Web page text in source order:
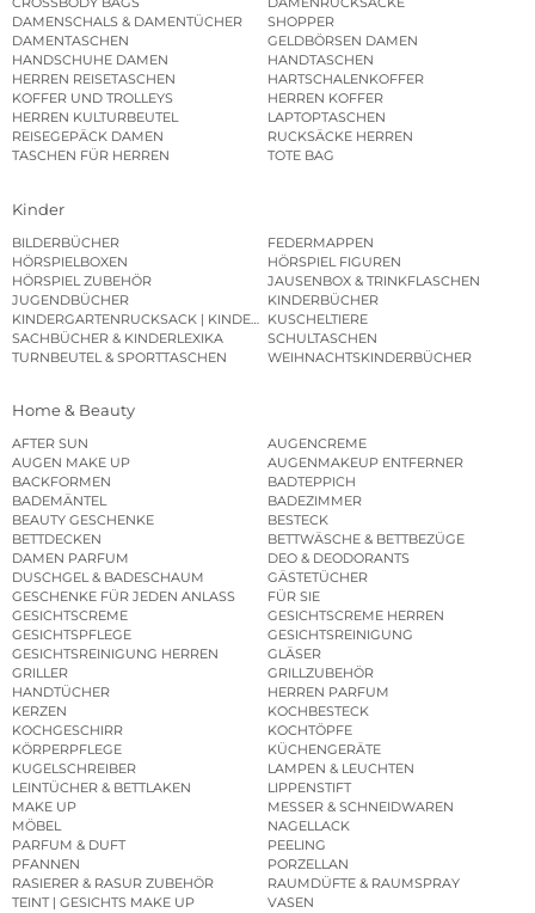
DAMENSCHALS & DAMENTÜCHER
SHOPPER
DAMENTASCHEN
GELDBÖRSEN DAMEN
HANDSCHUHE DAMEN
HANDTASCHEN
HERREN REISETASCHEN
HARTSCHALENKOFFER
KOFFER UND TROLLEYS
HERREN KOFFER
HERREN KULTURBEUTEL
LAPTOPTASCHEN
REISEGEPÄCK DAMEN
RUCKSÄCKE HERREN
TASCHEN FÜR HERREN
TOTE BAG
Kinder
BILDERBÜCHER
FEDERMAPPEN
HÖRSPIELBOXEN
HÖRSPIEL FIGUREN
HÖRSPIEL ZUBEHÖR
JAUSENBOX & TRINKFLASCHEN
JUGENDBÜCHER
KINDERBÜCHER
KINDERGARTENRUCKSACK | KINDERGARTENBEUTEL
KUSCHELTIERE
SACHBÜCHER & KINDERLEXIKA
SCHULTASCHEN
TURNBEUTEL & SPORTTASCHEN
WEIHNACHTSKINDERBÜCHER
Home & Beauty
AFTER SUN
AUGENCREME
AUGEN MAKE UP
AUGENMAKEUP ENTFERNER
BACKFORMEN
BADTEPPICH
BADEMÄNTEL
BADEZIMMER
BEAUTY GESCHENKE
BESTECK
BETTDECKEN
BETTWÄSCHE & BETTBEZÜGE
DAMEN PARFUM
DEO & DEODORANTS
DUSCHGEL & BADESCHAUM
GÄSTETÜCHER
GESCHENKE FÜR JEDEN ANLASS
FÜR SIE
GESICHTSCREME
GESICHTSCREME HERREN
GESICHTSPFLEGE
GESICHTSREINIGUNG
GESICHTSREINIGUNG HERREN
GLÄSER
GRILLER
GRILLZUBEHÖR
HANDTÜCHER
HERREN PARFUM
KERZEN
KOCHBESTECK
KOCHGESCHIRR
KOCHTÖPFE
KÖRPERPFLEGE
KÜCHENGERÄTE
KUGELSCHREIBER
LAMPEN & LEUCHTEN
LEINTÜCHER & BETTLAKEN
LIPPENSTIFT
MAKE UP
MESSER & SCHNEIDWAREN
MÖBEL
NAGELLACK
PARFUM & DUFT
PEELING
PFANNEN
PORZELLAN
RASIERER & RASUR ZUBEHÖR
RAUMDÜFTE & RAUMSPRAY
TEINT | GESICHTS MAKE UP
VASEN